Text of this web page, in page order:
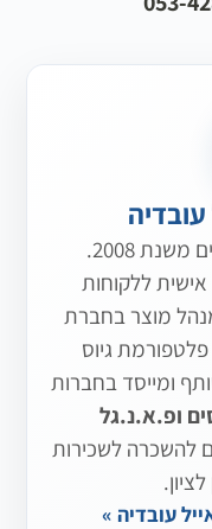
עוסק בתחום היזמות והפיננסים משנת 2008.
ללקוחות
מוצר בחברת
גיוס
ומייסד בחברות
ופ.א.נ.גל
להשכרה לשכירות
עובדיה »